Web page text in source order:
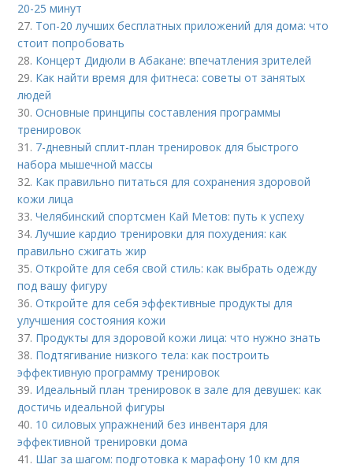
20-25 минут
27. Топ-20 лучших бесплатных приложений для дома: что
стоит попробовать
28. Концерт Дидюли в Абакане: впечатления зрителей
29. Как найти время для фитнеса: советы от занятых
людей
30.Основные принципы составления программы
тренировок
31. 7-дневный сплит-план тренировок для быстрого
набора мышечной массы
32. Как правильно питаться для сохранения здоровой
кожи лица
33.Челябинский спортсмен Кай Метов: путь к успеху
34.Лучшие кардио тренировки для похудения: как
правильно сжигать жир
35.Откройте для себя свой стиль: как выбрать одежду
под вашу фигуру
36.Откройте для себя эффективные продукты для
улучшения состояния кожи
37. Продукты для здоровой кожи лица: что нужно знать
38. Подтягивание низкого тела: как построить
эффективную программу тренировок
39. Идеальный план тренировок в зале для девушек: как
достичь идеальной фигуры
40. 10 силовых упражнений без инвентаря для
эффективной тренировки дома
41. Шаг за шагом: подготовка к марафону 10 км для